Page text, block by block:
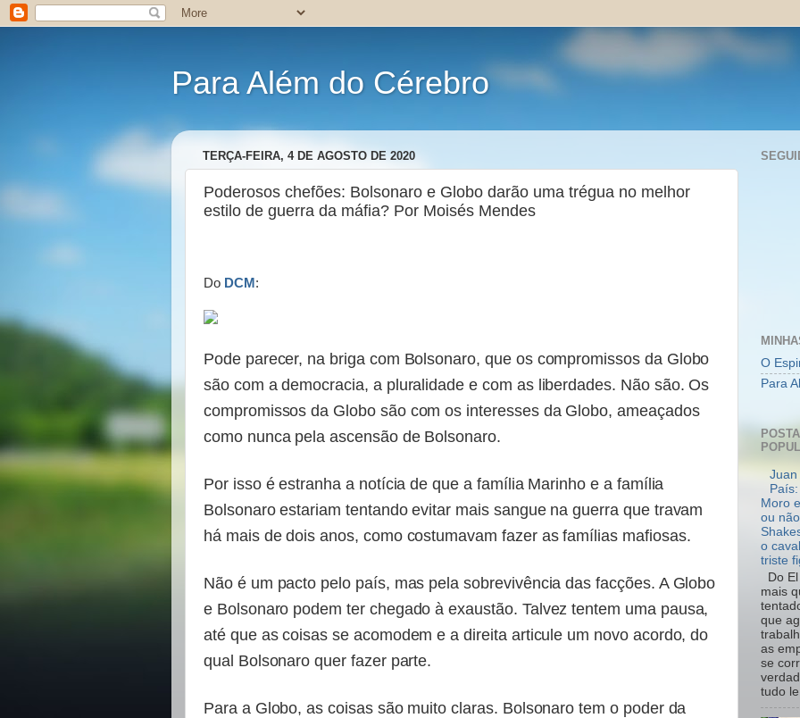
Para Além do Cérebro
TERÇA-FEIRA, 4 DE AGOSTO DE 2020
Poderosos chefões: Bolsonaro e Globo darão uma trégua no melhor
estilo de guerra da máfia? Por Moisés Mendes
Do DCM :
Pode parecer, na briga com Bolsonaro, que os compromissos da Globo
são com a democracia, a pluralidade e com as liberdades. Não são. Os
compromissos da Globo são com os interesses da Globo, ameaçados
como nunca pela ascensão de Bolsonaro.
Por isso é estranha a notícia de que a família Marinho e a família
Bolsonaro estariam tentando evitar mais sangue na guerra que travam
há mais de dois anos, como costumavam fazer as famílias mafiosas.
Não é um pacto pelo país, mas pela sobrevivência das facções. A Globo
e Bolsonaro podem ter chegado à exaustão. Talvez tentem uma pausa,
até que as coisas se acomodem e a direita articule um novo acordo, do
qual Bolsonaro quer fazer parte.
Para a Globo, as coisas são muito claras. Bolsonaro tem o poder da
O
Para
Juan
Moro
ou
o
triste
Do
mais
que
as
se
tudo